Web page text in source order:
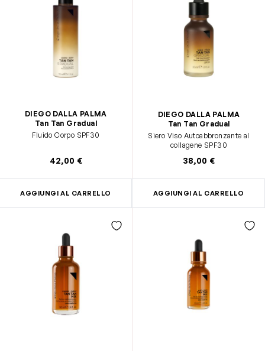
DIEGO DALLA PALMA
Tan Tan Gradual
Fluido Corpo SPF30
42,00 €
AGGIUNGI AL CARRELLO
DIEGO DALLA PALMA
Tan Tan Gradual
Siero Viso Autoabbronzante al
collagene SPF30
38,00 €
AGGIUNGI AL CARRELLO